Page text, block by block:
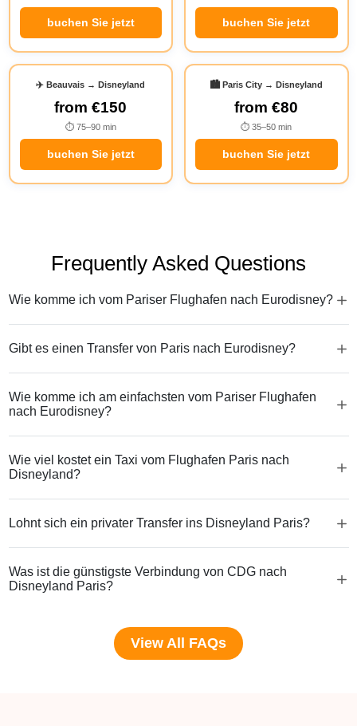
buchen Sie jetzt buchen Sie jetzt
✈️ Beauvais → Disneyland
from€150
⏱ 75–90 min
buchen Sie jetzt
🏙️ Paris City → Disneyland
from€80
⏱ 35–50 min
buchen Sie jetzt
Frequently Asked Questions
Wie komme ich vom Pariser Flughafen nach Eurodisney?
Gibt es einen Transfer von Paris nach Eurodisney?
Wie komme ich am einfachsten vom Pariser Flughafen
nach Eurodisney?
Wie viel kostet ein Taxi vom Flughafen Paris nach
Disneyland?
Lohnt sich ein privater Transfer ins Disneyland Paris?
Was ist die günstigste Verbindung von CDG nach
Disneyland Paris?
View All FAQs